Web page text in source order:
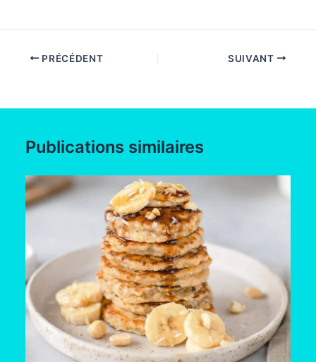
PRÉCÉDENT SUIVANT
Publications similaires